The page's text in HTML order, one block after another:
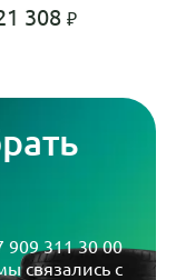
308
909 311 30 00
связались с